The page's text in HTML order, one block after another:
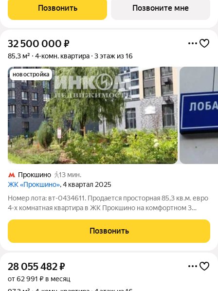
Скандинавия, 25.3, район Коммунарка, Новомосковский
административный округ, Москва. Общая
Позвонить Позвоните мне
32 500 000 ₽
85,3 м² 4-комн. квартира 3 этаж из 16
новостройка
Прокшино
13 мин.
ЖК «Прокшино», 4 квартал 2025
Номер лота: вт-0434611. Продается просторная 85,3 кв.м. евро
4-х комнатная квартира в ЖК Прокшино на комфортном 3
зеленом микрорайоне на юго-западе Москвы. Это идеальный
выбор для большой семьи,
Позвонить
28 055 482₽
от 62 991 ₽ в месяц